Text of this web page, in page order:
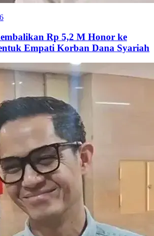
Rp 5,2 M Honor ke
Empati Korban Dana Syariah